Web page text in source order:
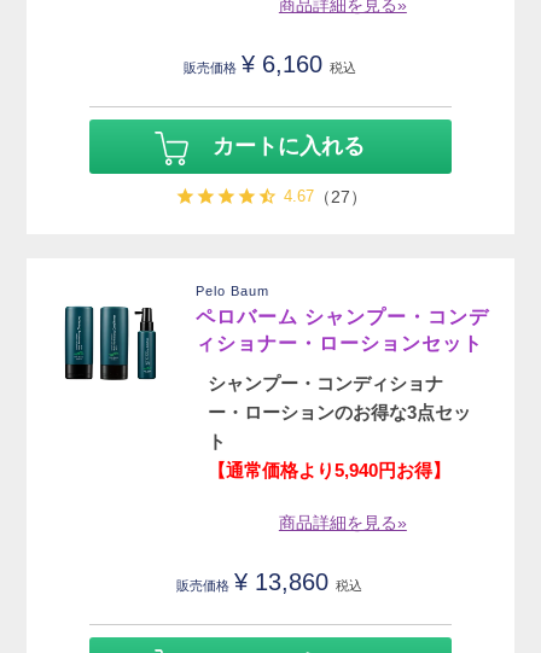
商品詳細を見る»
販売価格 ¥ 6,160 税込
カートに入れる
4.67（27）
Pelo Baum
ペロバーム シャンプー・コンデ
ィショナー・ローションセット
シャンプー・コンディショナ
ー・ローションのお得な3点セッ
ト
【通常価格より5,940円お得】
商品詳細を見る»
販売価格 ¥ 13,860 税込